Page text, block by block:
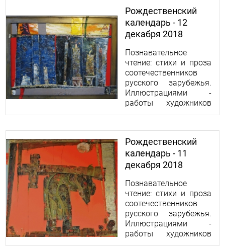
Рождественский
календарь - 12
декабря 2018
Познавательное
чтение: стихи и проза
соотечественников
русского зарубежья.
Иллюстрациями -
работы художников
Николая и Ольги
Рождественский
календарь - 11
декабря 2018
Познавательное
чтение: стихи и проза
соотечественников
русского зарубежья.
Иллюстрациями -
работы художников
Николая и Ольги